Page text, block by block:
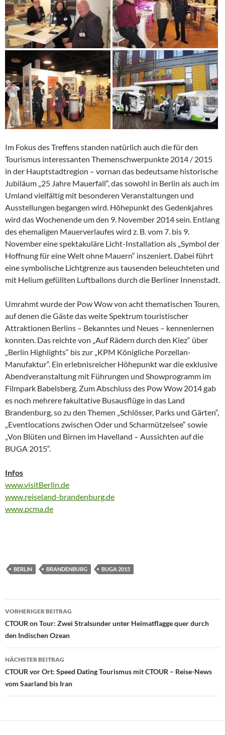
Im Fokus des Treffens standen natürlich auch die für den
Tourismus interessanten Themenschwerpunkte 2014 / 2015
in der Hauptstadtregion – vornan das bedeutsame historische
Jubiläum „25 Jahre Mauerfall“, das sowohl in Berlin als auch im
Umland vielfältig mit besonderen Veranstaltungen und
Ausstellungen begangen wird. Höhepunkt des Gedenkjahres
wird das Wochenende um den 9. November 2014 sein. Entlang
des ehemaligen Mauerverlaufes wird z. B. vom 7. bis 9.
November eine spektakuläre Licht-Installation als „Symbol der
Hoffnung für eine Welt ohne Mauern“ inszeniert. Dabei führt
eine symbolische Lichtgrenze aus tausenden beleuchteten und
mit Helium gefüllten Luftballons durch die Berliner Innenstadt.
Umrahmt wurde der Pow Wow von acht thematischen Touren,
auf denen die Gäste das weite Spektrum touristischer
Attraktionen Berlins – Bekanntes und Neues – kennenlernen
konnten. Das reichte von „Auf Rädern durch den Kiez“ über
„Berlin Highlights“ bis zur „KPM Königliche Porzellan-
Manufaktur“. Ein erlebnisreicher Höhepunkt war die exklusive
Abendveranstaltung mit Führungen und Showprogramm im
Filmpark Babelsberg. Zum Abschluss des Pow Wow 2014 gab
es noch mehrere fakultative Busausflüge in das Land
Brandenburg, so zu den Themen „Schlösser, Parks und Gärten“,
„Eventlocations zwischen Oder und Scharmützelsee“ sowie
„Von Blüten und Birnen im Havelland – Aussichten auf die
BUGA 2015“.
Infos
www.visitBerlin.de
www.reiseland-brandenburg.de
www.pcma.de
BERLIN BRANDENBURG BUGA 2015
Beitragsnavigation
VORHERIGER BEITRAG
CTOUR on Tour: Zwei Stralsunder unter Heimatflagge quer durch
den Indischen Ozean
NÄCHSTER BEITRAG
CTOUR vor Ort: Speed Dating Tourismus mit CTOUR – Reise-News
vom Saarland bis Iran